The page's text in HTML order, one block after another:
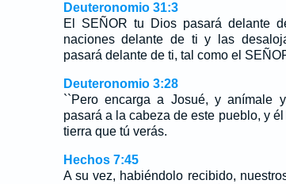
Deuteronomio 31:3
El SEÑOR tu Dios pasará delante
naciones delante de ti y las
pasará delante de ti, tal como el
Deuteronomio 3:28
``Pero encarga a Josué, y anímale
pasará a la cabeza de este pueblo, y
tierra que tú verás.
Hechos 7:45
A su vez, habiéndolo recibido,